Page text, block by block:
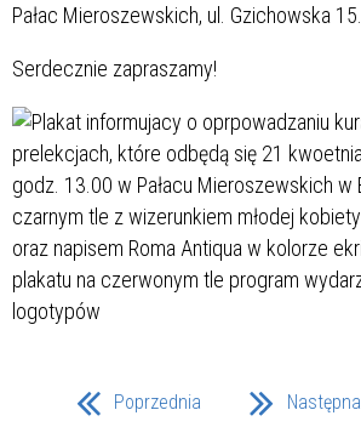
Pałac Mieroszewskich, ul. Gzichowska 15.
Serdecznie zapraszamy!
Poprzednia Następna